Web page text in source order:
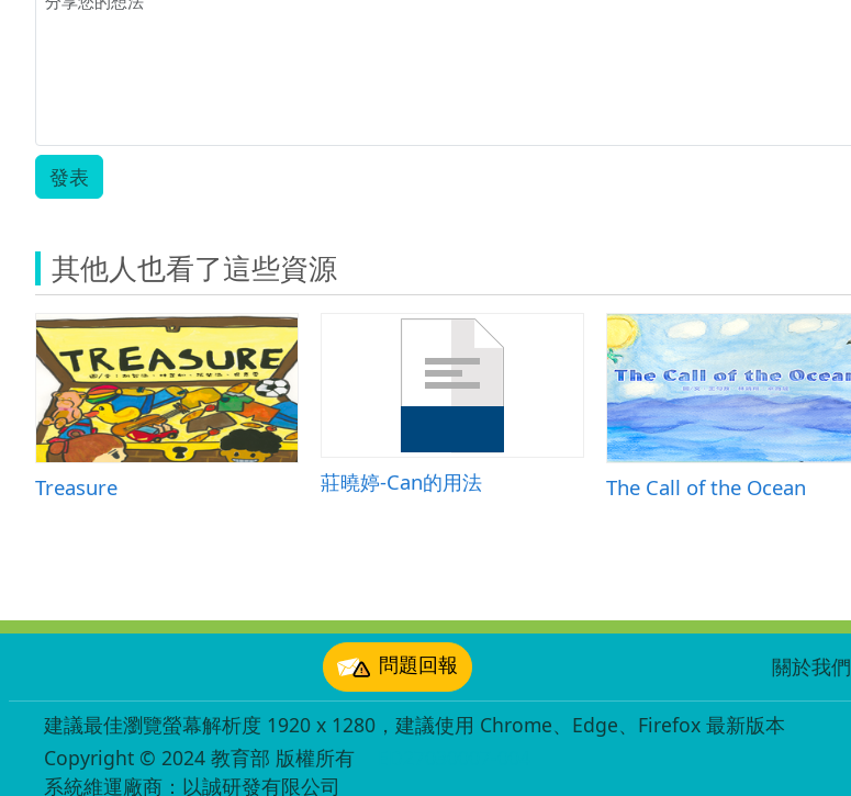
發表
其他人也看了這些資源
Treasure 莊曉婷-Can的用法 The Call of the Ocean
問題回報 關於我們
建議最佳瀏覽螢幕解析度 1920 x 1280，建議使用 Chrome、Edge、Firefox 最新版本
Copyright © 2024 教育部 版權所有
系統維運廠商：以誠研發有限公司